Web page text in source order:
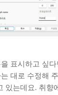
표시하고 싶다
대로 수정해
있는데요. 취향